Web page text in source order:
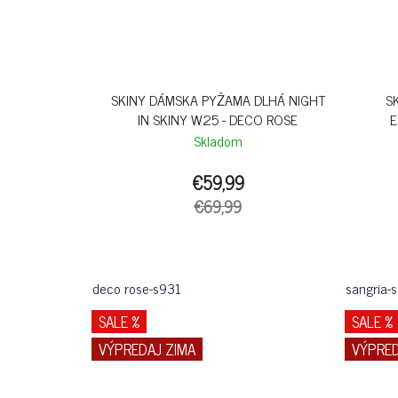
SKINY DÁMSKA PYŽAMA DLHÁ NIGHT
IN SKINY W25 - DECO ROSE
Skladom
€59,99
€69,99
deco rose-s931 sangria-
SALE %
VÝPREDAJ ZIMA
SALE %